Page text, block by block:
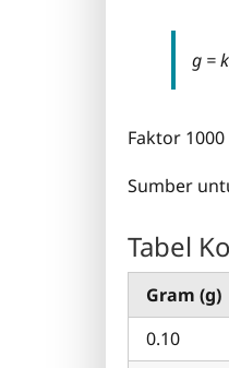
g =
Faktor
Sumber
Tabel
Gram (g)
0.10